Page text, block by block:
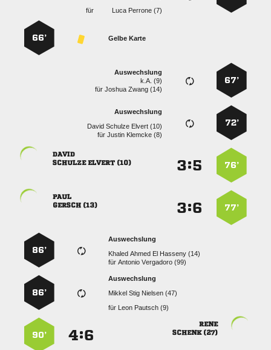
für
  
Gelbe Karte
66’
67’
Auswechslung
k.A. (9)
für  
72’
Auswechslung
   
für  
76’
:

  
77’
:

 
Auswechslung
    
für  
86’
Auswechslung
   
für   
86’

 
:
90’